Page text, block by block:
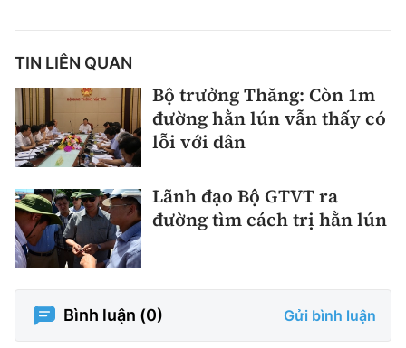
TIN LIÊN QUAN
Bộ trưởng Thăng: Còn 1m
đường hằn lún vẫn thấy có
lỗi với dân
Lãnh đạo Bộ GTVT ra
đường tìm cách trị hằn lún
Bình luận (0) Gửi bình luận